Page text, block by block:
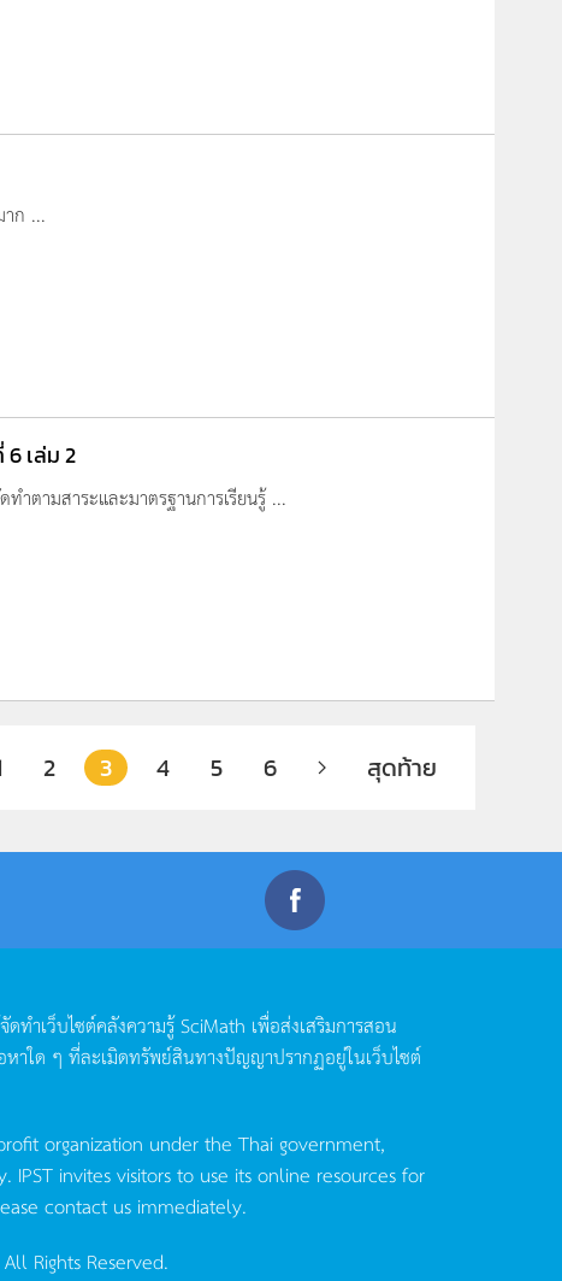
ก ...
เล่ม 2
ตามสาระและมาตรฐานการเรียนรู้ ...
2 3 4 5 6 สุดท้าย
ดทำเว็บไซต์คลังความรู้SciMath เพื่อส่งเสริมการสอน
าใด ๆ ที่ละเมิดทรัพย์สินทางปัญญาปรากฏอยู่ในเว็บไซต์
organization under the Thai government,
invites visitors to use its online resources for
contact us immediately.
Rights Reserved.